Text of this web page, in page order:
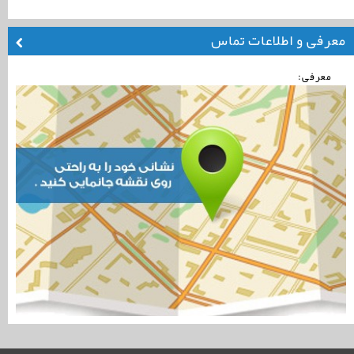
معرفی و اطلاعات تماس
معرفی: